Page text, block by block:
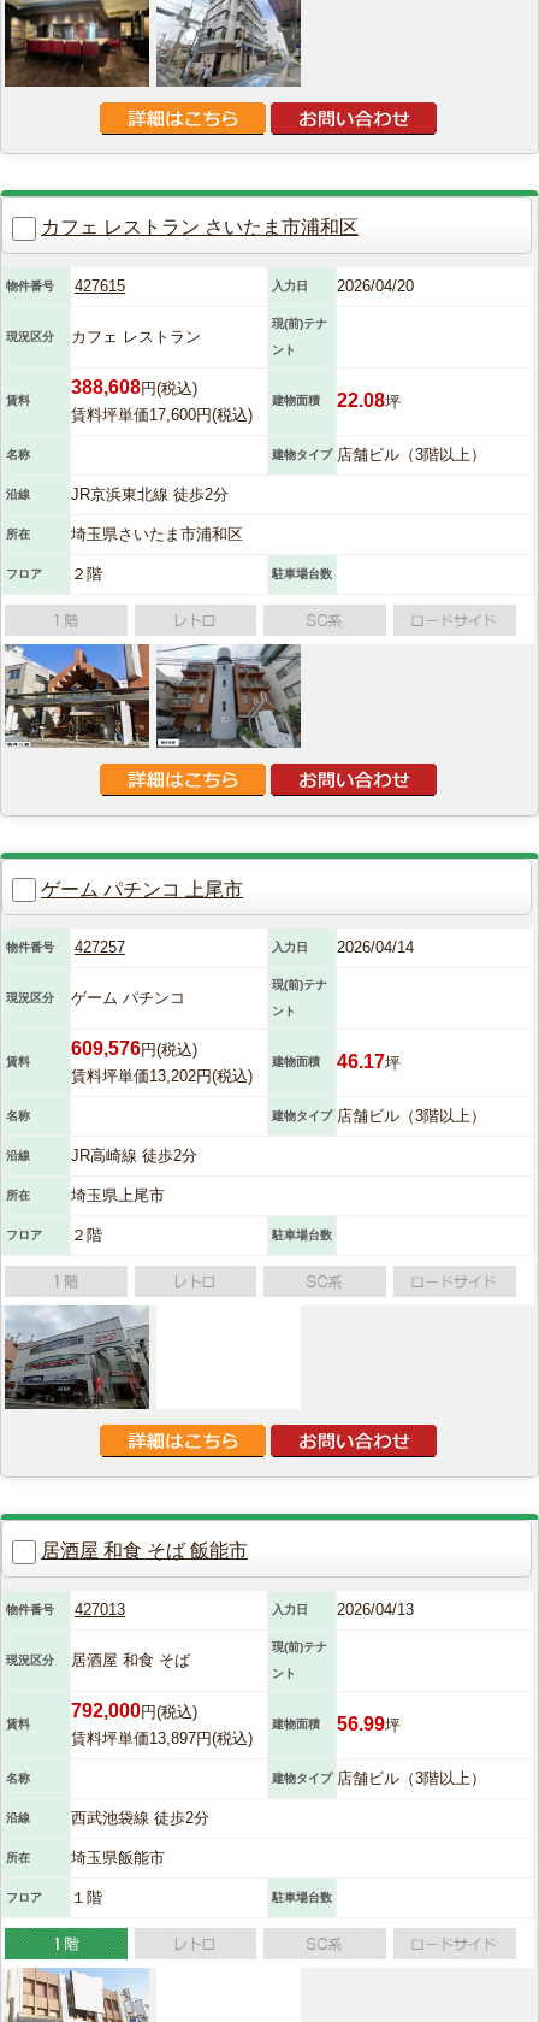
カフェ レストラン さいたま市浦和区
物件番号 427615 入力日 2026/04/20
現況区分 カフェ レストラン
現(前)テナ
ント
賃料
388,608円(税込)
賃料坪単価17,600円(税込)
建物面積 22.08坪
名称 建物タイプ 店舗ビル（3階以上）
沿線 JR京浜東北線 徒歩2分
所在 埼玉県さいたま市浦和区
フロア ２階 駐車場台数
ゲーム パチンコ 上尾市
物件番号 427257 入力日 2026/04/14
現況区分 ゲーム パチンコ
現(前)テナ
ント
賃料
609,576円(税込)
賃料坪単価13,202円(税込)
建物面積 46.17坪
名称 建物タイプ 店舗ビル（3階以上）
沿線 JR高崎線 徒歩2分
所在 埼玉県上尾市
フロア ２階 駐車場台数
居酒屋 和食 そば 飯能市
物件番号 427013 入力日 2026/04/13
現況区分 居酒屋 和食 そば
現(前)テナ
ント
賃料
792,000円(税込)
賃料坪単価13,897円(税込)
建物面積 56.99坪
名称 建物タイプ 店舗ビル（3階以上）
沿線 西武池袋線 徒歩2分
所在 埼玉県飯能市
フロア １階 駐車場台数